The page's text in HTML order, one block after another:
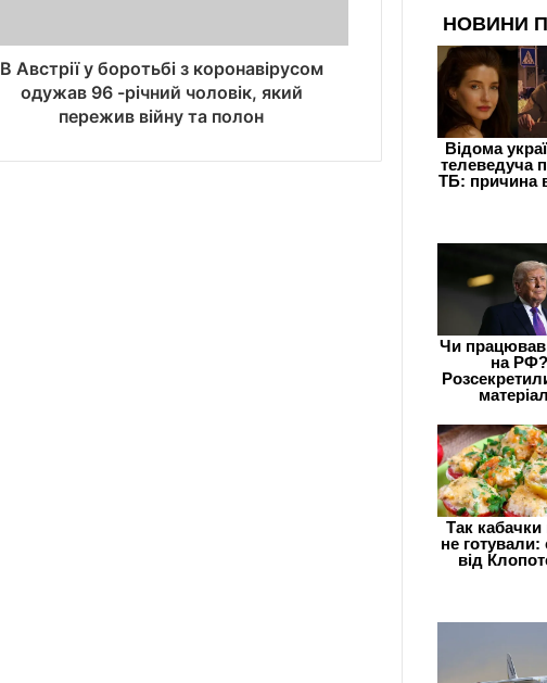
В Австрії у боротьбі з коронавірусом
одужав 96 -річний чоловік, який
пережив війну та полон